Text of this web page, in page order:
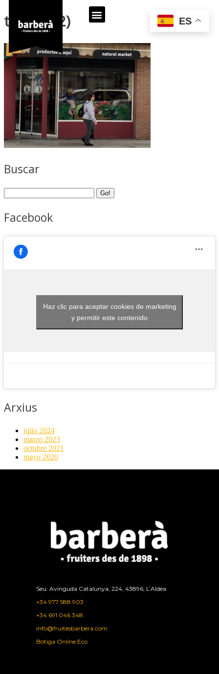
titulo2 (2)
Buscar
Facebook
Haz clic para aceptar cookies de marketing
y permitir este contenido
Arxius
julio 2024
marzo 2023
octubre 2021
mayo 2020
Seu: Avinguda Catalunya, 224, 43896, L’Aldea
+34 977 588 903
+34 691 046 348
info@fruitesbarbera.com
Botiga Online Eco
ES